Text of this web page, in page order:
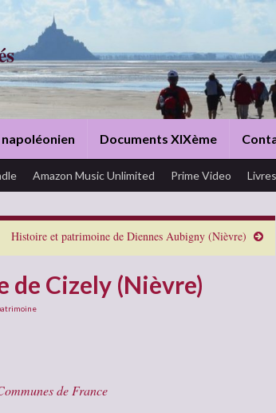
Documents XIXème
Amazon Music Unlimited Prime Video
Histoire et patrimoine de Diennes Aubigny (Nièvre)
Cizely (Nièvre)
de France